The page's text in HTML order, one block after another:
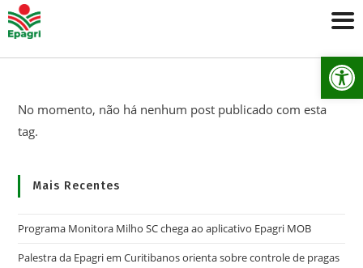
No momento, não há nenhum post publicado com esta
tag.
Mais Recentes
Programa Monitora Milho SC chega ao aplicativo Epagri MOB
Palestra da Epagri em Curitibanos orienta sobre controle de pragas